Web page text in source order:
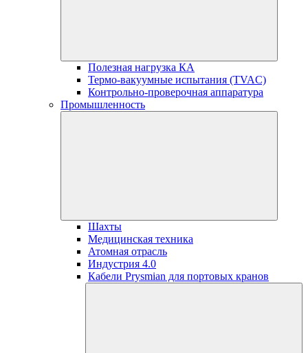
Полезная нагрузка КА
Термо-вакуумные испытания (TVAC)
Контрольно-проверочная аппаратура
Промышленность
Шахты
Медицинская техника
Атомная отрасль
Индустрия 4.0
Кабели Prysmian для портовых кранов